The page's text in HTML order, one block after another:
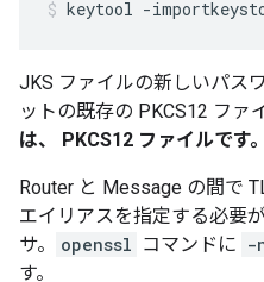
keytool -
JKS ファイルの新しいパス
ットの既存の PKCS12 ファ
は、 PKCS12 ファイルです。
Router と Message の間で
エイリアスを指定する必要
サ。
openssl コマンドに -
す。